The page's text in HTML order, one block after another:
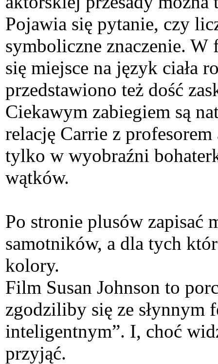
Pojawia się pytanie, czy
symboliczne znaczenie.
się miejsce na język ciała
przedstawiono też dość
Ciekawym zabiegiem są
relację Carrie z
tylko w wyobraźni
wątków.
Po stronie plusów zapisać
samotników, a dla tych
kolory.
Film Susan Johnson to
zgodziliby się ze słynnym
inteligentnym”. I, choć
przyjąć.